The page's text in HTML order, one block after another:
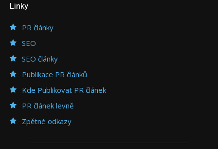
Linky
PR články
SEO
SEO články
Publikace PR článků
Kde Publikovat PR článek
PR článek levně
Zpětné odkazy